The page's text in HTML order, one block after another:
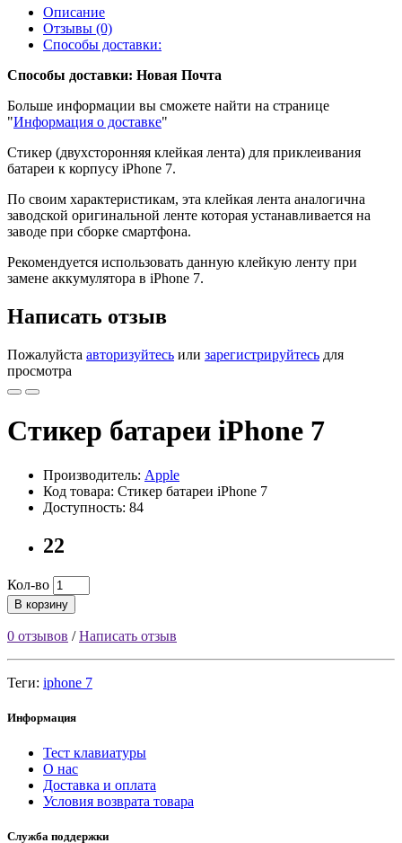
Описание
Отзывы (0)
Способы доставки:
Способы доставки: Новая Почта
Больше информации вы сможете найти на странице
"Информация о доставке"
Стикер (двухсторонняя клейкая лента) для приклеивания
батареи к корпусу iPhone 7.
По своим характеристикам, эта клейкая лента аналогична
заводской оригинальной ленте которая устанавливается на
заводе при сборке смартфона.
Рекомендуется использовать данную клейкую ленту при
замене аккумулятора в iPhone 7.
Написать отзыв
Пожалуйста авторизуйтесь или зарегистрируйтесь для
просмотра
Стикер батареи iPhone 7
Производитель: Apple
Код товара: Стикер батареи iPhone 7
Доступность: 84
22
Кол-во
В корзину
0 отзывов /Написать отзыв
Теги: iphone 7
Информация
Тест клавиатуры
О нас
Доставка и оплата
Условия возврата товара
Служба поддержки